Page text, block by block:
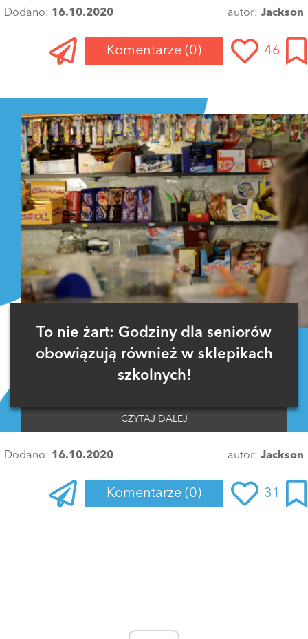
Dodano: 16.10.2020 autor: Jackson
Komentarze (0) 46
To nie żart: Godziny dla seniorów
obowiązują również w sklepikach
szkolnych!
CZYTAJ DALEJ
Dodano: 16.10.2020 autor: Jackson
Komentarze (0) 31